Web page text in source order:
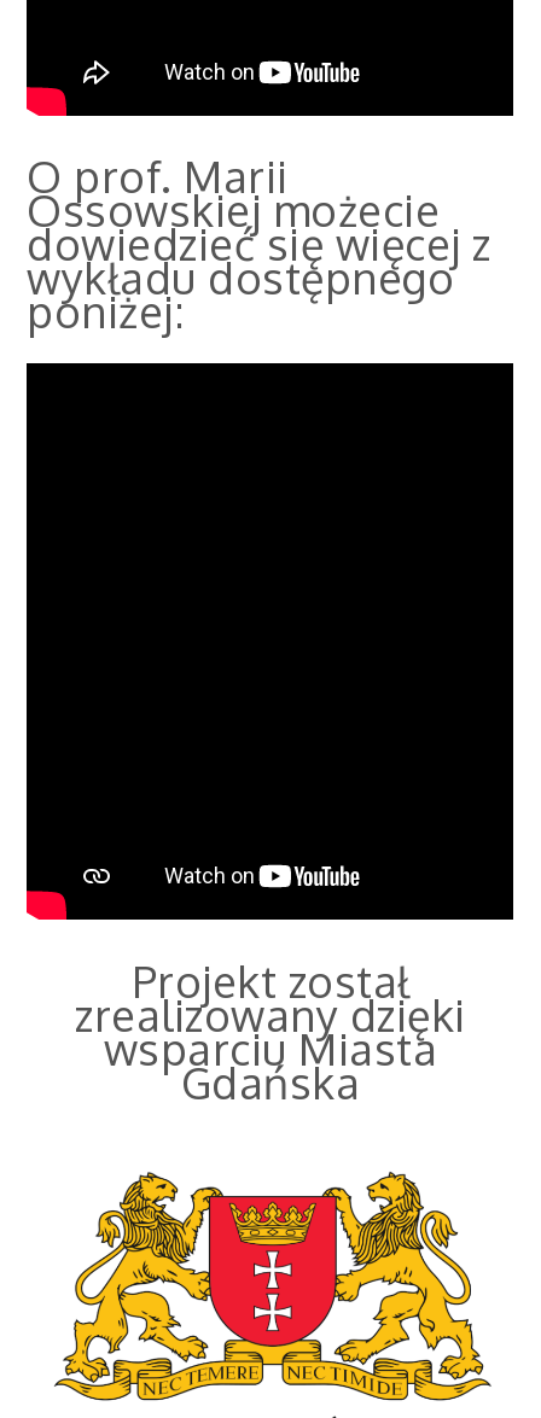
O prof. Marii
Ossowskiej możecie
dowiedzieć się więcej z
wykładu dostępnego
poniżej:
Projekt został
zrealizowany dzięki
wsparciu Miasta
Gdańska